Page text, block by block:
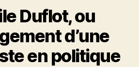
Duflot, ou
d’une
en politique